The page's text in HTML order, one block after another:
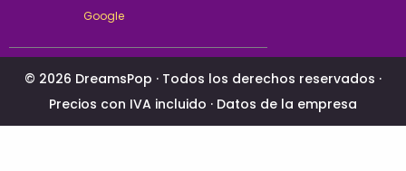
Google
© 2026 DreamsPop · Todos los derechos reservados ·
Precios con IVA incluido · Datos de la empresa